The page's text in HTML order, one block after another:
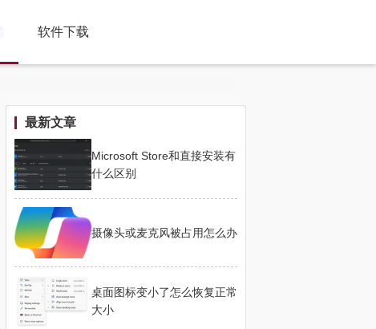
软件下载
最新文章
Microsoft Store和直接安装有
什么区别
摄像头或麦克风被占用怎么办
桌面图标变小了怎么恢复正常
大小